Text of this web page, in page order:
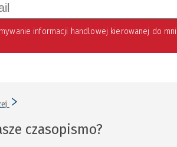
poczty elektronicznej zgodnie z przepisem art. 10 ust 2 ustawy z dnia 18 lipca 2002 roku o świadczeniu usług drogą elektroniczną (Dz. U. 144 z 2002 r. poz. 1204). Zgoda jest dobrowolna, jednak jej wyrażenie jest konieczne, aby otrzymywać newsletter.
czasopismo?